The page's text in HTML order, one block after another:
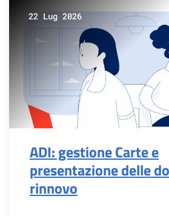
22 Lug 2026
ADI: gestione Carte e
presentazione delle
rinnovo